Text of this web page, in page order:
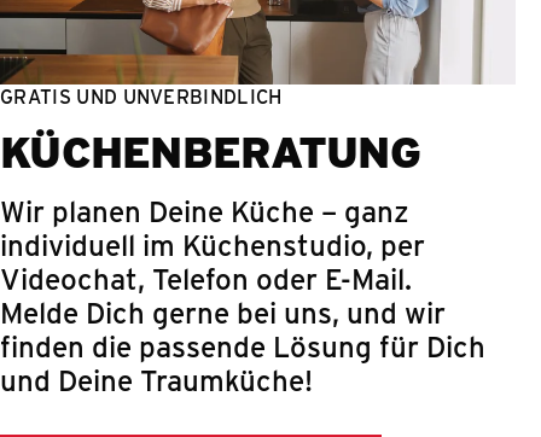
GRATIS UND UNVERBINDLICH
KÜCHEN­BERATUNG
Wir planen Deine Küche – ganz
individuell im Küchenstudio, per
Videochat, Telefon oder E-Mail.
Melde Dich gerne bei uns, und wir
finden die passende Lösung für Dich
und Deine Traumküche!